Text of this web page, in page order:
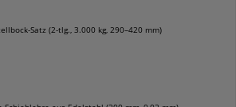
Satz (2-tlg., 3.000 kg, 290–420 mm)